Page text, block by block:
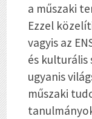
a műszaki
Ezzel
vagyis az
és kulturális
ugyanis
műszaki